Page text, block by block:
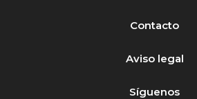
Contacto
Aviso legal
Síguenos